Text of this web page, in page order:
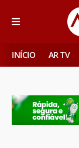
INÍCIO AR TV